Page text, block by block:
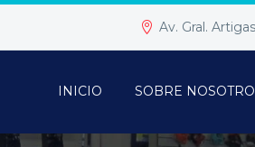
Av. Gral.
INICIO SOBRE